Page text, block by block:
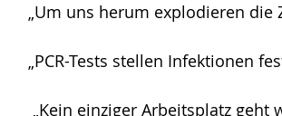
„Um uns herum explodieren die
„PCR-Tests stellen Infektionen